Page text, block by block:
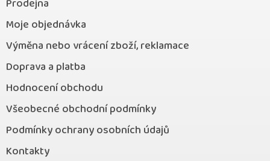
Prodejna
Moje objednávka
Výměna nebo vrácení zboží, reklamace
Doprava a platba
Hodnocení obchodu
Všeobecné obchodní podmínky
Podmínky ochrany osobních údajů
Kontakty